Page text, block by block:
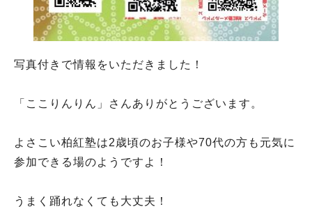
写真付きで情報をいただきました！
「ここりんりん」さんありがとうございます。
よさこい柏紅塾は2歳頃のお子様や70代の方も元気に
参加できる場のようですよ！
うまく踊れなくても大丈夫！